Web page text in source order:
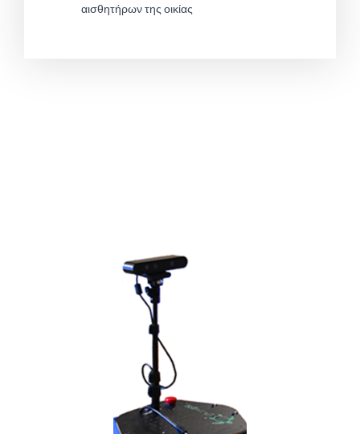
αισθητήρων της οικίας